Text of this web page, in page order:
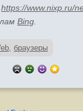
https://www.nixp.ru/
Bing
, браузеры